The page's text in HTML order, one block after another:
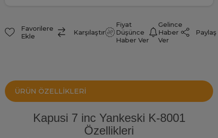
Favorilere
Ekle
Karşılaştır
Fiyat
Düşünce
Haber Ver
Gelince
Haber
Ver
Paylaş
ÜRÜN ÖZELLIKLERI
Kapusi 7 inc Yankeski K-8001
Özellikleri